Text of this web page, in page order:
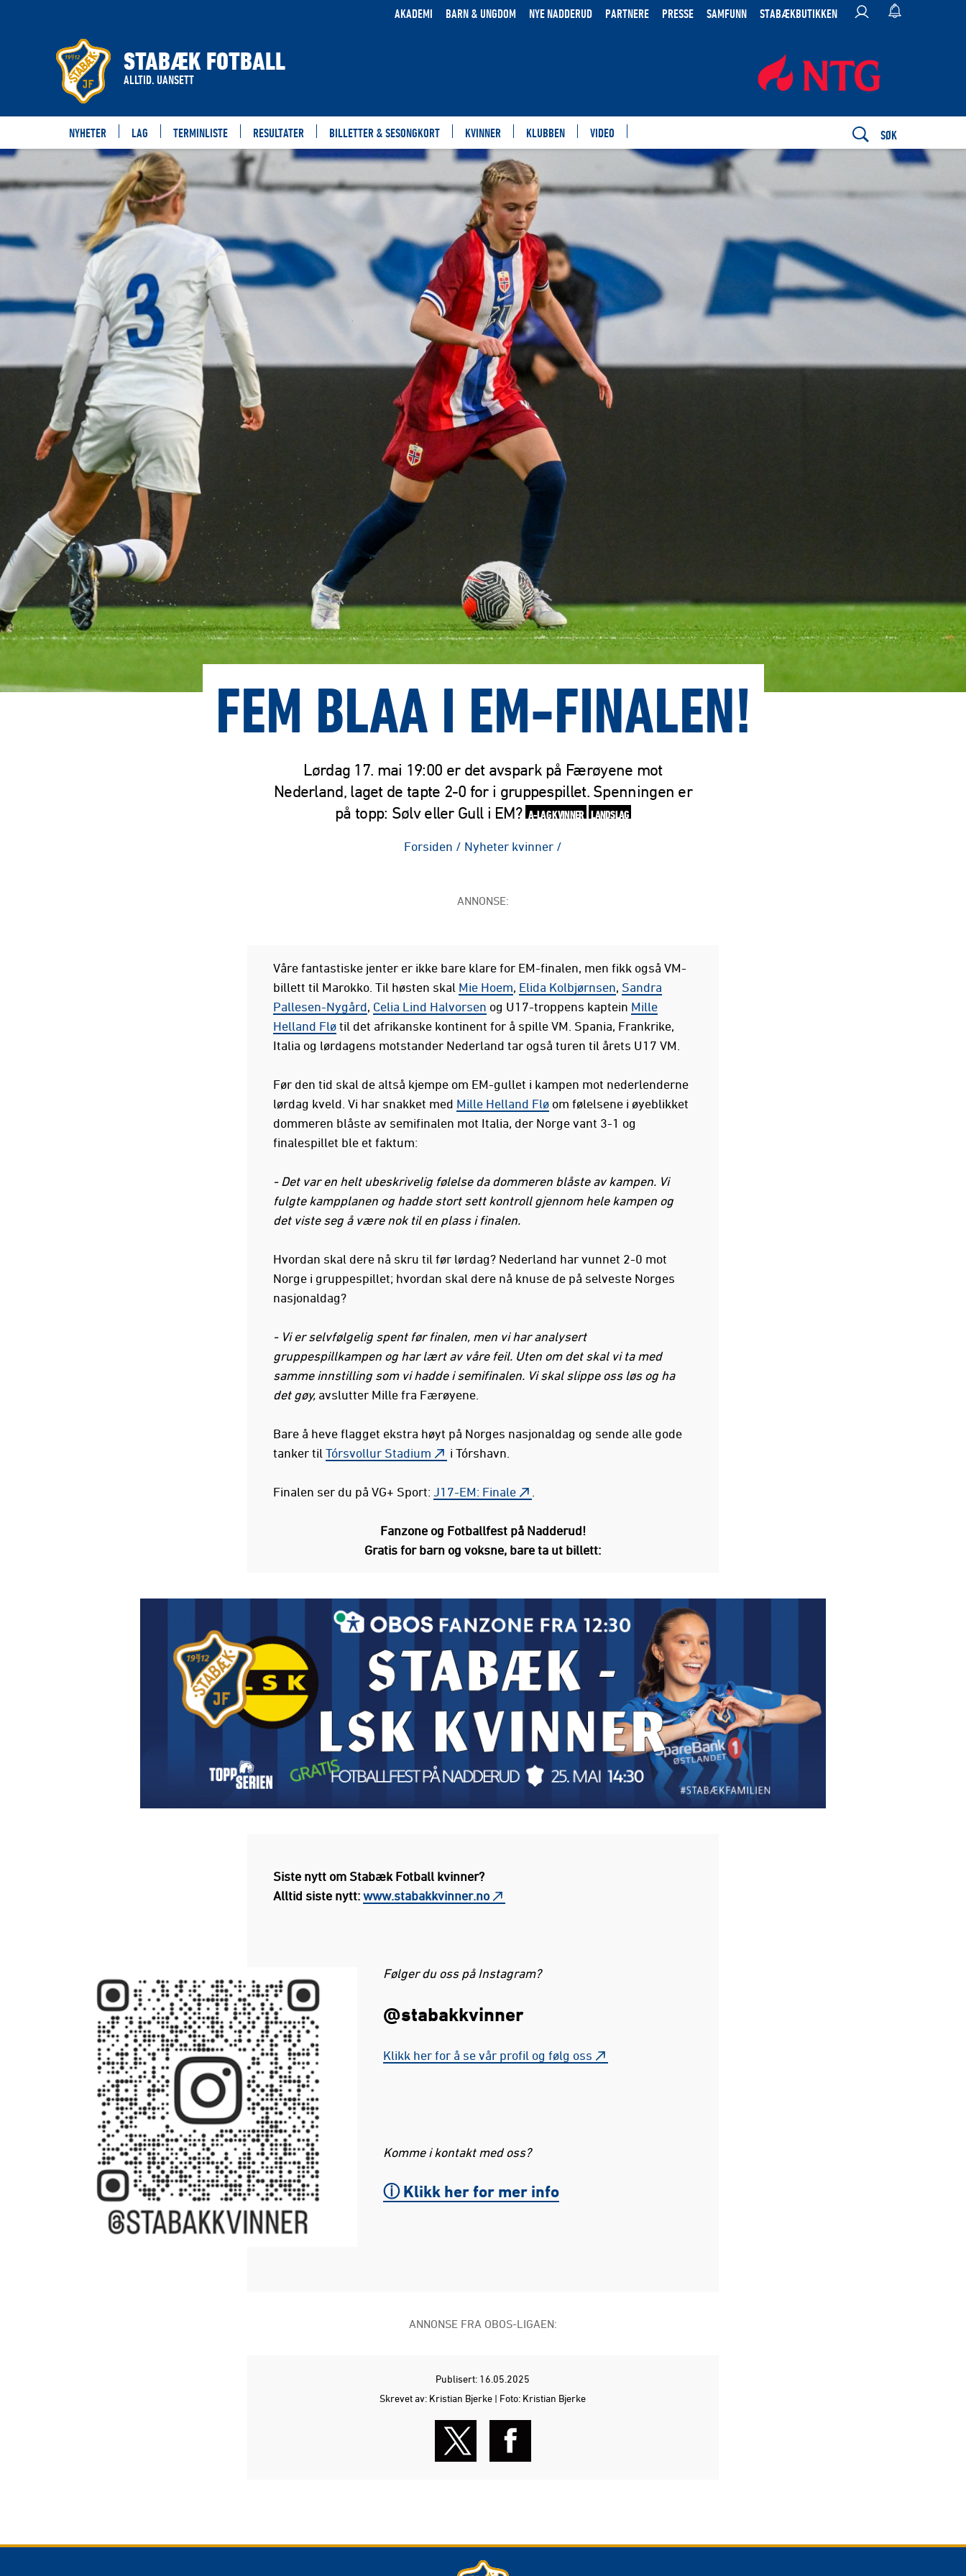
AKADEMI BARN & UNGDOM NYE NADDERUD PARTNERE PRESSE SAMFUNN STABÆKBUTIKKEN
STABÆK FOTBALL
ALLTID. UANSETT
NYHETER LAG TERMINLISTE RESULTATER BILLETTER & SESONGKORT KVINNER KLUBBEN VIDEO SØK
FEM BLAA I EM-FINALEN!
Lørdag 17. mai 19:00 er det avspark på Færøyene mot
Nederland, laget de tapte 2-0 for i gruppespillet. Spenningen er
på topp: Sølv eller Gull i EM? A-LAG KVINNER LANDSLAG
Forsiden / Nyheter kvinner /
ANNONSE:
Våre fantastiske jenter er ikke bare klare for EM-finalen, men fikk også VM-
billett til Marokko. Til høsten skal Mie Hoem Elida Kolbjørnsen Sandra
Pallesen-Nygård Celia Lind Halvorsen og U17-troppens kaptein Mille
Helland Fløtil det afrikanske kontinent for å spille VM. Spania, Frankrike,
Italia og lørdagens motstander Nederland tar også turen til årets U17 VM.
Før den tid skal de altså kjempe om EM-gullet i kampen mot nederlenderne
lørdag kveld. Vi har snakket med Mille Helland Fløom følelsene i øyeblikket
dommeren blåste av semifinalen mot Italia, der Norge vant 3-1 og
finalespillet ble et faktum:
- Det var en helt ubeskrivelig følelse da dommeren blåste av kampen. Vi
fulgte kampplanen og hadde stort sett kontroll gjennom hele kampen og
det viste seg å være nok til en plass i finalen.
Hvordan skal dere nå skru til før lørdag? Nederland har vunnet 2-0 mot
Norge i gruppespillet; hvordan skal dere nå knuse de på selveste Norges
nasjonaldag?
- Vi er selvfølgelig spent før finalen, men vi har analysert
gruppespillkampen og har lært av våre feil. Uten om det skal vi ta med
samme innstilling som vi hadde i semifinalen. Vi skal slippe oss løs og ha
det gøy,avslutter Mille fra Færøyene.
Bare å heve flagget ekstra høyt på Norges nasjonaldag og sende alle gode
tanker til Tórsvollur Stadium i Tórshavn.
Finalen ser du på VG+ Sport: J17-EM: Finale
Fanzone og Fotballfest på Nadderud!
Gratis for barn og voksne, bare ta ut billett:
Siste nytt om Stabæk Fotball kvinner?
Alltid siste nytt: www.stabakkvinner.no
Følger du oss på Instagram?
@stabakkvinner
Klikk her for å se vår profil og følg oss
Komme i kontakt med oss?
ⓘ Klikk her for mer info
ANNONSE FRA OBOS-LIGAEN:
Publisert: 16.05.2025
Skrevet av: Kristian Bjerke | Foto: Kristian Bjerke